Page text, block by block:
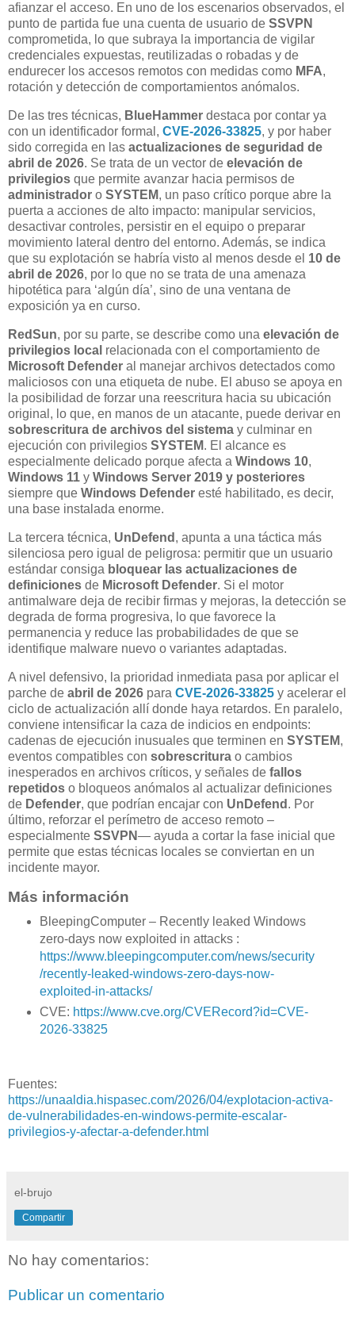
afianzar el acceso. En uno de los escenarios observados, el
punto de partida fue una cuenta de usuario de SSVPN
comprometida, lo que subraya la importancia de vigilar
credenciales expuestas, reutilizadas o robadas y de
endurecer los accesos remotos con medidas como MFA,
rotación y detección de comportamientos anómalos.
De las tres técnicas, BlueHammer destaca por contar ya
con un identificador formal, CVE-2026-33825, y por haber
sido corregida en las actualizaciones de seguridad de
abril de 2026. Se trata de un vector de elevación de
privilegios que permite avanzar hacia permisos de
administrador o SYSTEM, un paso crítico porque abre la
puerta a acciones de alto impacto: manipular servicios,
desactivar controles, persistir en el equipo o preparar
movimiento lateral dentro del entorno. Además, se indica
que su explotación se habría visto al menos desde el 10 de
abril de 2026, por lo que no se trata de una amenaza
hipotética para ‘algún día’, sino de una ventana de
exposición ya en curso.
RedSun, por su parte, se describe como una elevación de
privilegios local relacionada con el comportamiento de
Microsoft Defender al manejar archivos detectados como
maliciosos con una etiqueta de nube. El abuso se apoya en
la posibilidad de forzar una reescritura hacia su ubicación
original, lo que, en manos de un atacante, puede derivar en
sobrescritura de archivos del sistema y culminar en
ejecución con privilegios SYSTEM. El alcance es
especialmente delicado porque afecta a Windows 10,
Windows 11 y Windows Server 2019 y posteriores
siempre que Windows Defender esté habilitado, es decir,
una base instalada enorme.
La tercera técnica, UnDefend , apunta a una táctica más
silenciosa pero igual de peligrosa: permitir que un usuario
estándar consiga bloquear las actualizaciones de
definiciones de Microsoft Defender. Si el motor
antimalware deja de recibir firmas y mejoras, la detección se
degrada de forma progresiva, lo que favorece la
permanencia y reduce las probabilidades de que se
identifique malware nuevo o variantes adaptadas.
A nivel defensivo, la prioridad inmediata pasa por aplicar el
parche de abril de 2026 para CVE-2026-33825 y acelerar el
ciclo de actualización allí donde haya retardos. En paralelo,
conviene intensificar la caza de indicios en endpoints:
cadenas de ejecución inusuales que terminen en SYSTEM,
eventos compatibles con sobrescritura o cambios
inesperados en archivos críticos, y señales de fallos
repetidos o bloqueos anómalos al actualizar definiciones
de Defender, que podrían encajar con UnDefend . Por
último, reforzar el perímetro de acceso remoto –
especialmente SSVPN— ayuda a cortar la fase inicial que
permite que estas técnicas locales se conviertan en un
incidente mayor.
Más información
BleepingComputer – Recently leaked Windows
zero-days now exploited in attacks :
https://www.bleepingcomputer.com/news/security
/recently-leaked-windows-zero-days-now-
exploited-in-attacks/
CVE: https://www.cve.org/CVERecord?id=CVE-
2026-33825
Fuentes:
https://unaaldia.hispasec.com/2026/04/explotacion-activa-
de-vulnerabilidades-en-windows-permite-escalar-
privilegios-y-afectar-a-defender.html
el-brujo
Compartir
No hay comentarios:
Publicar un comentario